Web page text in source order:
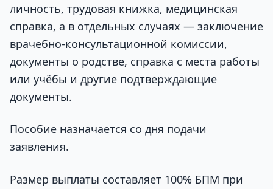
личность, трудовая книжка, медицинская
справка, а в отдельных случаях — заключение
врачебно-консультационной комиссии,
документы о родстве, справка с места работы
или учёбы и другие подтверждающие
документы.
Пособие назначается со дня подачи
заявления.
Размер выплаты составляет 100% БПМ при